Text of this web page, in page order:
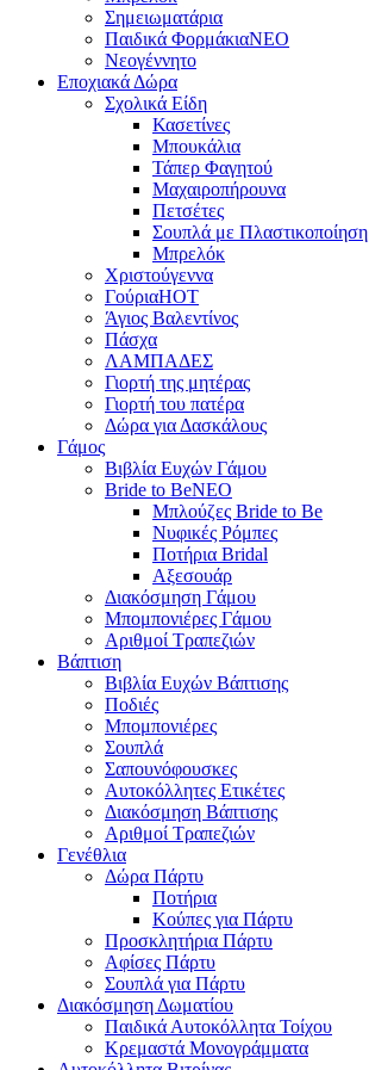
Σημειωματάρια
Παιδικά ΦορμάκιαNEO
Νεογέννητο
Εποχιακά Δώρα
Σχολικά Είδη
Κασετίνες
Μπουκάλια
Τάπερ Φαγητού
Μαχαιροπήρουνα
Πετσέτες
Σουπλά με Πλαστικοποίηση
Μπρελόκ
Χριστούγεννα
ΓούριαHOT
Άγιος Βαλεντίνος
Πάσχα
ΛΑΜΠΑΔΕΣ
Γιορτή της μητέρας
Γιορτή του πατέρα
Δώρα για Δασκάλους
Γάμος
Βιβλία Ευχών Γάμου
Bride to BeNEO
Μπλούζες Bride to Be
Νυφικές Ρόμπες
Ποτήρια Bridal
Αξεσουάρ
Διακόσμηση Γάμου
Μπομπονιέρες Γάμου
Αριθμοί Τραπεζιών
Βάπτιση
Βιβλία Ευχών Βάπτισης
Ποδιές
Μπομπονιέρες
Σουπλά
Σαπουνόφουσκες
Αυτοκόλλητες Ετικέτες
Διακόσμηση Βάπτισης
Αριθμοί Τραπεζιών
Γενέθλια
Δώρα Πάρτυ
Ποτήρια
Κούπες για Πάρτυ
Προσκλητήρια Πάρτυ
Αφίσες Πάρτυ
Σουπλά για Πάρτυ
Διακόσμηση Δωματίου
Παιδικά Αυτοκόλλητα Τοίχου
Κρεμαστά Μονογράμματα